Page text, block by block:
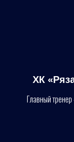
ХК
Главный